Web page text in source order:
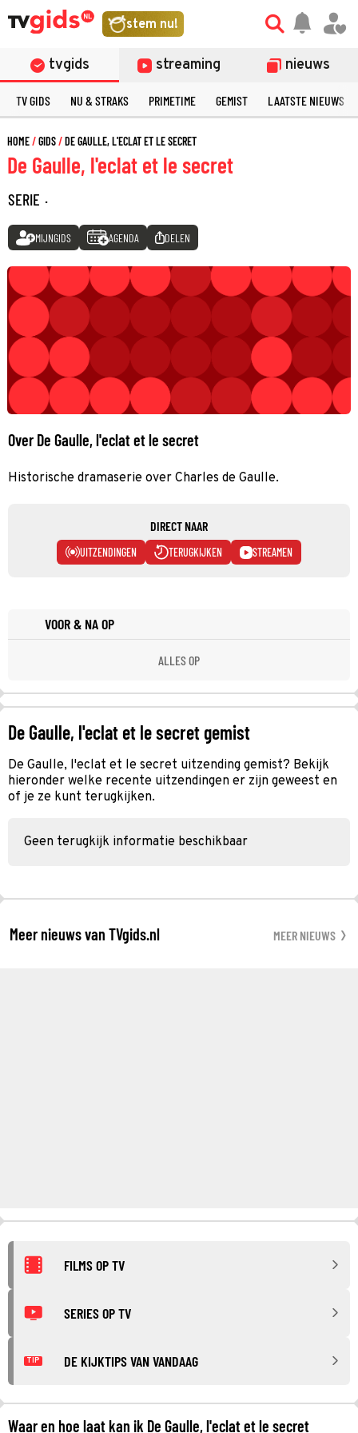
stem nu!
tvgids streaming nieuws
TV GIDS NU & STRAKS PRIMETIME GEMIST LAATSTE NIEUWS
HOME GIDS DE GAULLE, L'ECLAT ET LE SECRET
De Gaulle, l'eclat et le secret
SERIE ·
MIJNGIDS AGENDA DELEN
Over De Gaulle, l'eclat et le secret
Historische dramaserie over Charles de Gaulle.
DIRECT NAAR
UITZENDINGEN TERUGKIJKEN STREAMEN
VOOR & NA OP
ALLES OP
De Gaulle, l'eclat et le secret gemist
De Gaulle, l'eclat et le secret uitzending gemist? Bekijk
hieronder welke recente uitzendingen er zijn geweest en
of je ze kunt terugkijken.
Geen terugkijk informatie beschikbaar
Meer nieuws van TVgids.nl MEER NIEUWS
FILMS OP TV
SERIES OP TV
TIP DE KIJKTIPS VAN VANDAAG
Waar en hoe laat kan ik De Gaulle, l'eclat et le secret